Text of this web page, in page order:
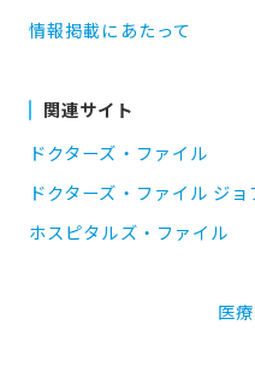
情報掲載にあたって
関連サイト
ドクターズ・ファイル
ドクターズ・ファイル ジョ
ホスピタルズ・ファイル
医